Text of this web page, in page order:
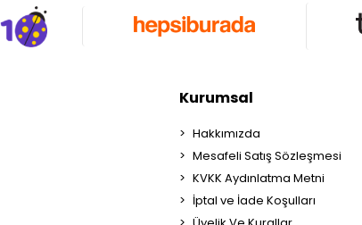
Kurumsal
Hakkımızda
Mesafeli Satış Sözleşmesi
KVKK Aydınlatma Metni
İptal ve İade Koşulları